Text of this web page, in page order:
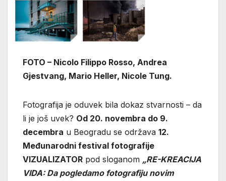
FOTO – Nicolo Filippo Rosso, Andrea
Gjestvang, Mario Heller, Nicole Tung.
Fotografija je oduvek bila dokaz stvarnosti – da
li je još uvek? Od 20. novembra do 9.
decembra u Beogradu se održava 12.
Međunarodni festival fotografije
VIZUALIZATOR pod sloganom „RE-KREACIJA
VIDA: Da pogledamo fotografiju novim